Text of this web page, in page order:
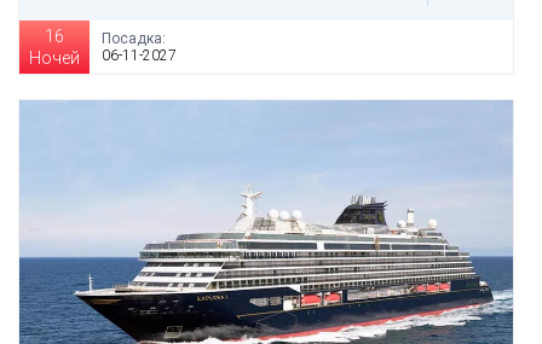
16
Ночей
Посадка:
06-11-2027